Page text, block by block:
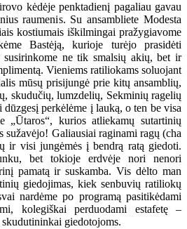
kėdėje penktadienį pagaliau gavau
raumenis. Su ansambliete Modesta
kostiumais iškilmingai pražygiavome
Bastėją, kurioje turėjo prasidėti
susirinkome ne tik smalsių akių, bet ir
Vieniems ratiliokams soluojant
mūsų prisijungė prie kitų ansamblių,
skudučių, lumzdelių, Sekminių ragelių
perkėlėme į lauką, o ten be visa
„Ūtaros“, kurios atliekamų sutartinių
sužavėjo! Galiausiai raginami ragų (cha
ir visi jungėmės į bendrą ratą giedoti.
bet tokioje erdvėje nori nenori
pamatą ir suskamba. Vis dėlto man
giedojimas, kiek senbuvių ratiliokų
nardėme po programą pasitikėdami
kolegiškai perduodami estafetę –
giedotojoms.